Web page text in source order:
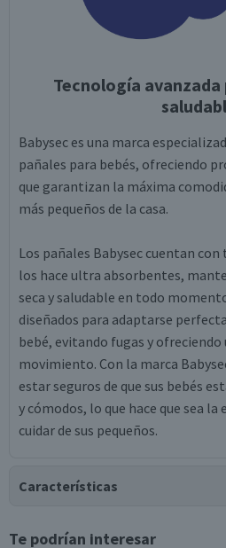
Tecnología avanzada
Babysec es una marca
pañales para bebés, ofreciendo
que garantizan la máxima
más pequeños de la casa.
Los pañales Babysec cuentan
los hace ultra absorbentes,
seca y saludable en todo
diseñados para adaptarse
bebé, evitando fugas y
movimiento. Con la marca
estar seguros de que sus bebés
y cómodos, lo que hace que sea
cuidar de sus pequeños.
Características
Tipo de Producto
Te podrían interesar